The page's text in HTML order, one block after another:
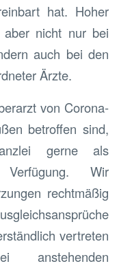
hat. Hoher
aber nicht nur bei
auch bei den
Ärzte.
von Corona-
betroffen sind,
gerne als
Verfügung. Wir
rechtmäßig
vertreten